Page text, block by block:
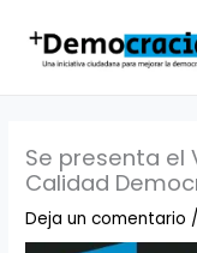
contenido
Se presenta el
Calidad
Deja un comentario